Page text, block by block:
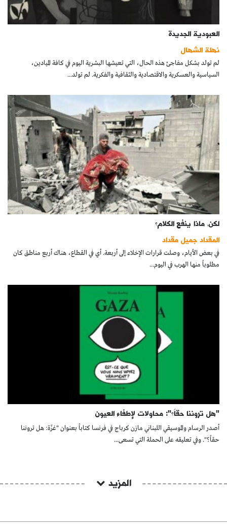
العبودية الجديدة
نهلة الشهال
لم تولد بشكل مفاجئ هذه الحال، التي تعيشها البشرية اليوم في كافة الميادين،
السياسية والعسكرية والاقتصادية والثقافية والفكرية. لم تولد...
لكن، ماذا ينفع الكلام؟
المقداد جميل مقداد
في بعض الأيام، وصلت قرارات الإخلاء إلى أربعة. أي في القطاع، هناك أربع مناطق كان
مطلوباً منها الهرب في اليوم...
"هل تروننا حقاً؟": محاولات لإطفاء العيون
أصدر الرسام والموسيقي اللبناني مازن كرباج في فرنسا كتاباً بعنوان "غزّة: هل تروننا
حقاً؟". وفي تعليقه على الحملة التي تسعى...
المزيد